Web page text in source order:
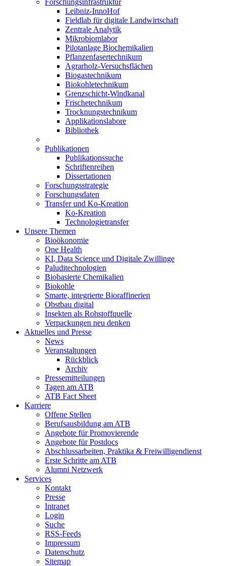
Forschungsinfrastruktur
Leibniz-InnoHof
Fieldlab für digitale Landwirtschaft
Zentrale Analytik
Mikrobiomlabor
Pilotanlage Biochemikalien
Pflanzenfasertechnikum
Agrarholz-Versuchsflächen
Biogastechnikum
Biokohletechnikum
Grenzschicht-Windkanal
Frischetechnikum
Trocknungstechnikum
Applikationslabore
Bibliothek
Publikationen
Publikationssuche
Schriftenreihen
Dissertationen
Forschungsstrategie
Forschungsdaten
Transfer und Ko-Kreation
Ko-Kreation
Technologietransfer
Unsere Themen
Bioökonomie
One Health
KI, Data Science und Digitale Zwillinge
Paluditechnologien
Biobasierte Chemikalien
Biokohle
Smarte, integrierte Bioraffinerien
Obstbau digital
Insekten als Rohstoffquelle
Verpackungen neu denken
Aktuelles und Presse
News
Veranstaltungen
Rückblick
Archiv
Pressemitteilungen
Tagen am ATB
ATB Fact Sheet
Karriere
Offene Stellen
Berufsausbildung am ATB
Angebote für Promovierende
Angebote für Postdocs
Abschlussarbeiten, Praktika & Freiwilligendienst
Erste Schritte am ATB
Alumni Netzwerk
Services
Kontakt
Presse
Intranet
Login
Suche
RSS-Feeds
Impressum
Datenschutz
Sitemap